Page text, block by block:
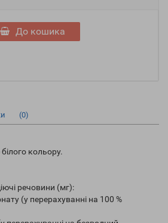
До кошика
(0)
кольору.
речовини (мг):
(у перерахуванні на 100 %